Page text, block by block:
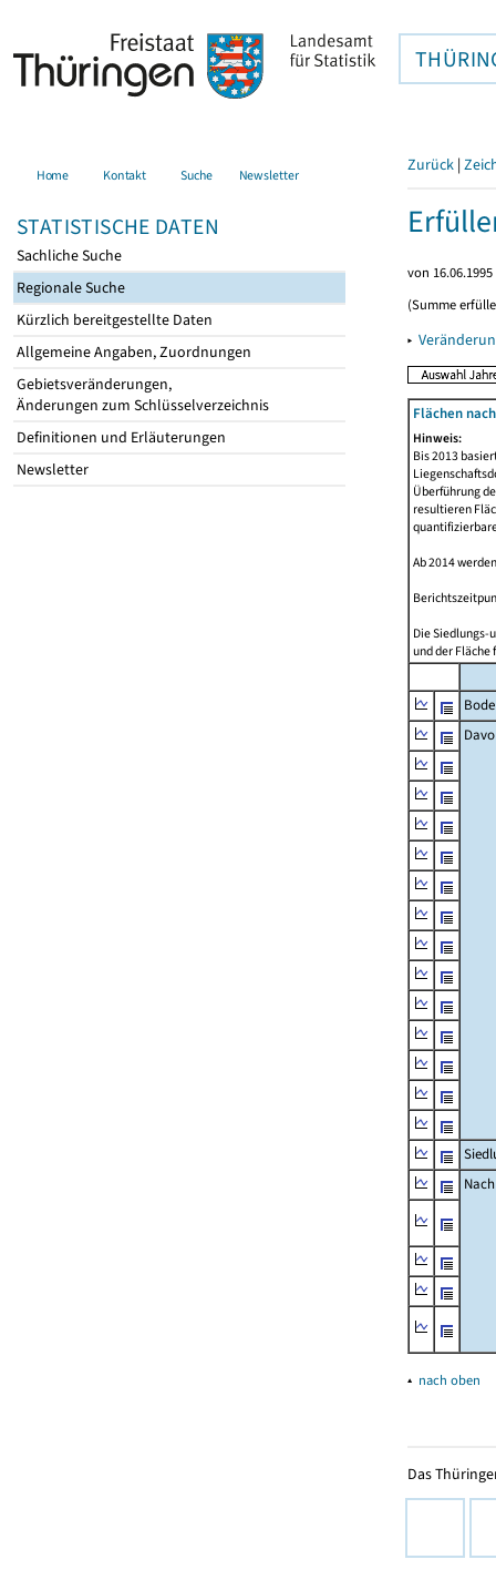
Home Kontakt Suche Newsletter
STATISTISCHE DATEN
Sachliche Suche
Regionale Suche
Kürzlich bereitgestellte Daten
Allgemeine Angaben, Zuordnungen
Gebietsveränderungen,
Änderungen zum Schlüsselverzeichnis
Definitionen und Erläuterungen
Newsletter
Zurück |
von
(Summe
▸
Flächen
Hinweis:
Bis 2013
Überführung
resultieren
Ab 2014
Die Siedlungs-
und der Fläche
▴ nach oben
Das